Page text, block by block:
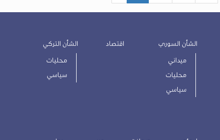
الشأن السوري
ميداني
محليات
سياسي
اقتصاد الشأن التركي
محليات
سياسي